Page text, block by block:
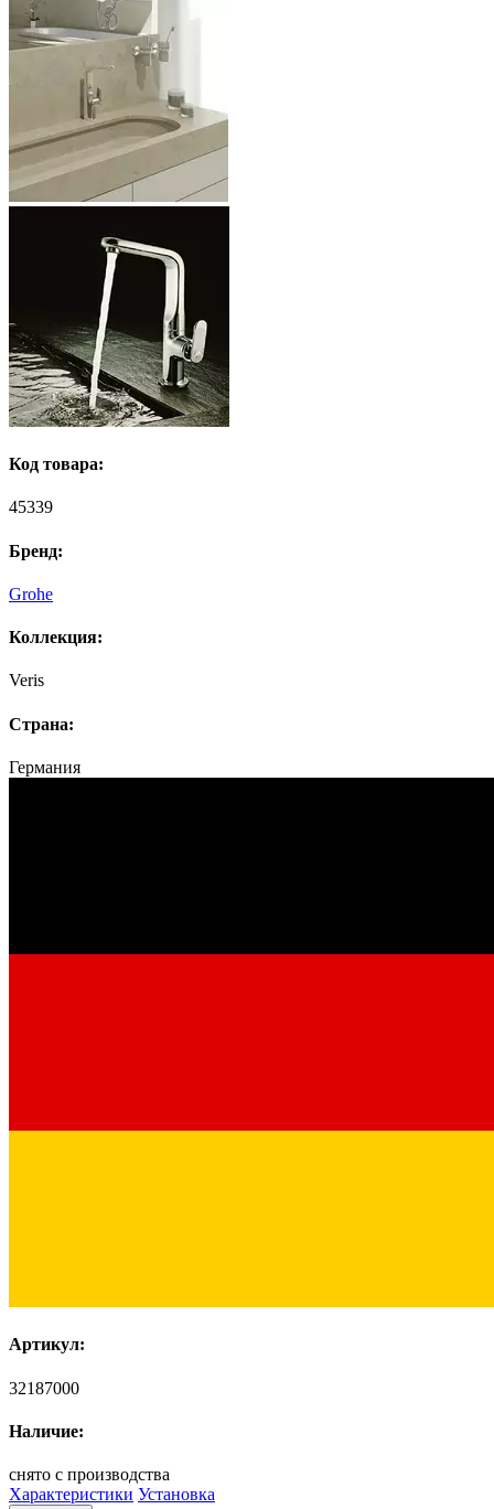
Код товара:
45339
Бренд:
Grohe
Коллекция:
Veris
Страна:
Германия
Артикул:
32187000
Наличие:
снято с производства
Характеристики Установка